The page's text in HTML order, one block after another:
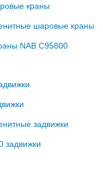
краны
шаровые краны
NAB C95800
задвижки
задвижки